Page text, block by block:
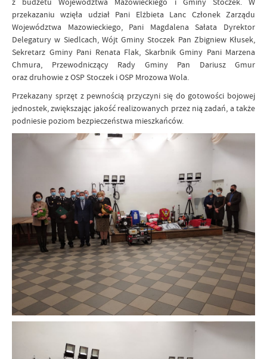
przekazaniu wzięła udział Pani Elżbieta Lanc Członek Zarządu
Województwa Mazowieckiego, Pani Magdalena Sałata Dyrektor
Delegatury w Siedlcach, Wójt Gminy Stoczek Pan Zbigniew Kłusek,
Sekretarz Gminy Pani Renata Flak, Skarbnik Gminy Pani Marzena
Chmura, Przewodniczący Rady Gminy Pan Dariusz Gmur
oraz druhowie z OSP Stoczek i OSP Mrozowa Wola.
Przekazany sprzęt z pewnością przyczyni się do gotowości bojowej
jednostek, zwiększając jakość realizowanych przez nią zadań, a także
podniesie poziom bezpieczeństwa mieszkańców.